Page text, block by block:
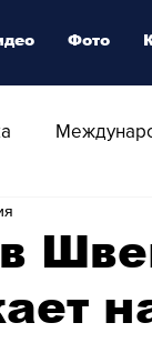
искусства
Фото